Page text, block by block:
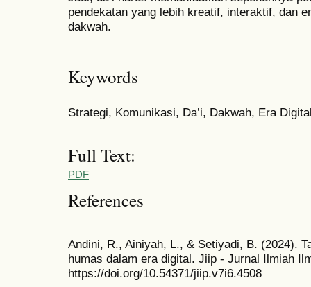
pendekatan yang lebih kreatif, interaktif, dan
dakwah.
Keywords
Strategi, Komunikasi, Da’i, Dakwah, Era
Full Text:
PDF
References
Andini, R., Ainiyah, L., & Setiyadi, B. (2024).
humas dalam era digital. Jiip - Jurnal Ilmiah
https://doi.org/10.54371/jiip.v7i6.4508